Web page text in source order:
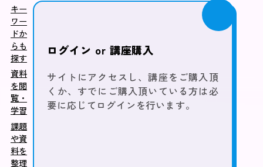
ログイン or 講座購入
サイトにアクセスし、講座をご購入頂
くか、すでにご購入頂いている方は必
要に応じてログインを行います。
キー
ワー
ドか
らも
探す
資料
を閲
覧・
学習
課題
や資
料を
整理